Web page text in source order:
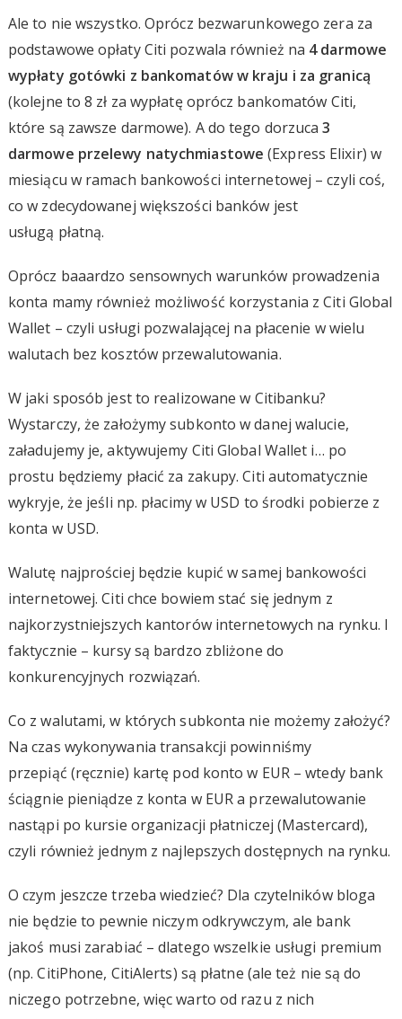
Ale to nie wszystko. Oprócz bezwarunkowego zera za
podstawowe opłaty Citi pozwala również na 4 darmowe
wypłaty gotówki z bankomatów w kraju i za granicą
(kolejne to 8 zł za wypłatę oprócz bankomatów Citi,
które są zawsze darmowe). A do tego dorzuca3
darmowe przelewy natychmiastowe (Express Elixir) w
miesiącu w ramach bankowości internetowej – czyli coś,
co w zdecydowanej większości banków jest
usługą płatną.
Oprócz baaardzo sensownych warunków prowadzenia
konta mamy również możliwość korzystania z Citi Global
Wallet – czyli usługi pozwalającej na płacenie w wielu
walutach bez kosztów przewalutowania.
W jaki sposób jest to realizowane w Citibanku?
Wystarczy, że założymy subkonto w danej walucie,
załadujemy je, aktywujemy Citi Global Wallet i… po
prostu będziemy płacić za zakupy. Citi automatycznie
wykryje, że jeśli np. płacimy w USD to środki pobierze z
konta w USD.
Walutę najprościej będzie kupić w samej bankowości
internetowej. Citi chce bowiem stać się jednym z
najkorzystniejszych kantorów internetowych na rynku. I
faktycznie – kursy są bardzo zbliżone do
konkurencyjnych rozwiązań.
Co z walutami, w których subkonta nie możemy założyć?
Na czas wykonywania transakcji powinniśmy
przepiąć (ręcznie) kartę pod konto w EUR – wtedy bank
ściągnie pieniądze z konta w EUR a przewalutowanie
nastąpi po kursie organizacji płatniczej (Mastercard),
czyli również jednym z najlepszych dostępnych na rynku.
O czym jeszcze trzeba wiedzieć? Dla czytelników bloga
nie będzie to pewnie niczym odkrywczym, ale bank
jakoś musi zarabiać – dlatego wszelkie usługi premium
(np. CitiPhone, CitiAlerts) są płatne (ale też nie są do
niczego potrzebne, więc warto od razu z nich